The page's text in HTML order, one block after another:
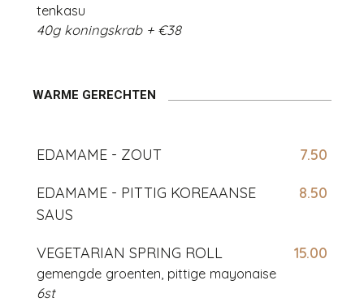
tenkasu
40g koningskrab + €38
WARME GERECHTEN
EDAMAME - ZOUT 7.50
EDAMAME - PITTIG KOREAANSE
SAUS
8.50
VEGETARIAN SPRING ROLL 15.00
gemengde groenten, pittige mayonaise
6st